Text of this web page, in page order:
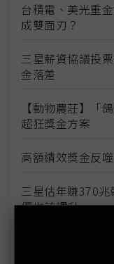
台積電、美光重
成雙面刃？
三星薪資協議投
金落差
【動物農莊】「
超狂獎金方案
高額績效獎金反
三星估年賺370
價也該調升